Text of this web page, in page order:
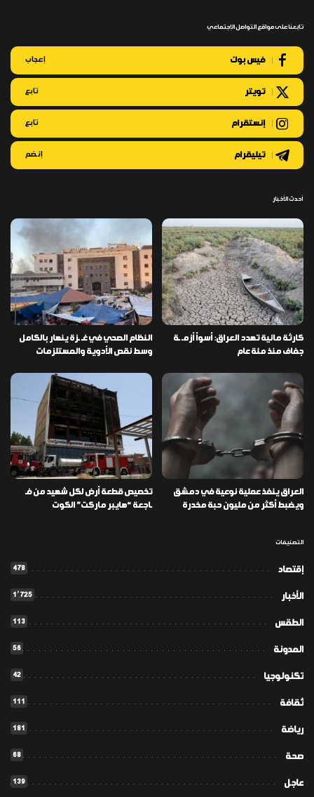
تابعنا على مواقع التواصل الإجتماعي
فيس بوك إعجاب
تويتر تابع
إنستقرام تابع
تيليقرام إنضم
أحدث الأخبار
كارثة مائية تهدد العراق: أسوأ أزمـ ـة
جفاف منذ مئة عام
النظام الصحي في غـ ـزة ينهار بالكامل
وسط نقص الأدوية والمستلزمات
العراق ينفذ عملية نوعية في دمشق
ويضبط أكثر من مليون حبة مخدرة
تخصيص قطعة أرض لكل شهيد من فـ
ـاجعة “هايبر ماركت” الكوت
التصنيفات
إقتصاد 478
الأخبار 1٬725
الطقس 113
المدونة 56
تكنولوجيا 42
ثقافة 111
رياضة 181
صحة 68
عاجل 139